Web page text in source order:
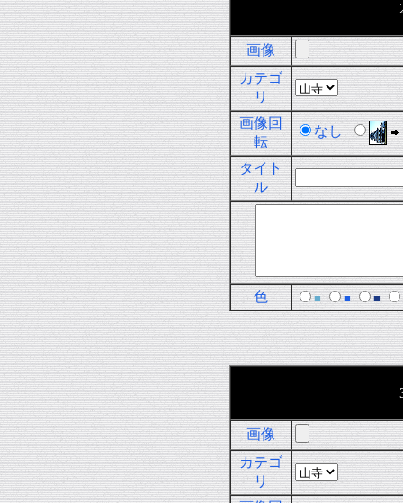
画像
カテゴ
リ
画像回
転
なし
タイト
ル
色 ■ ■ ■
画像
カテゴ
リ